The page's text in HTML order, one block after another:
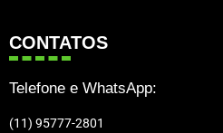
CONTATOS
Telefone e WhatsApp:
(11) 95777-2801